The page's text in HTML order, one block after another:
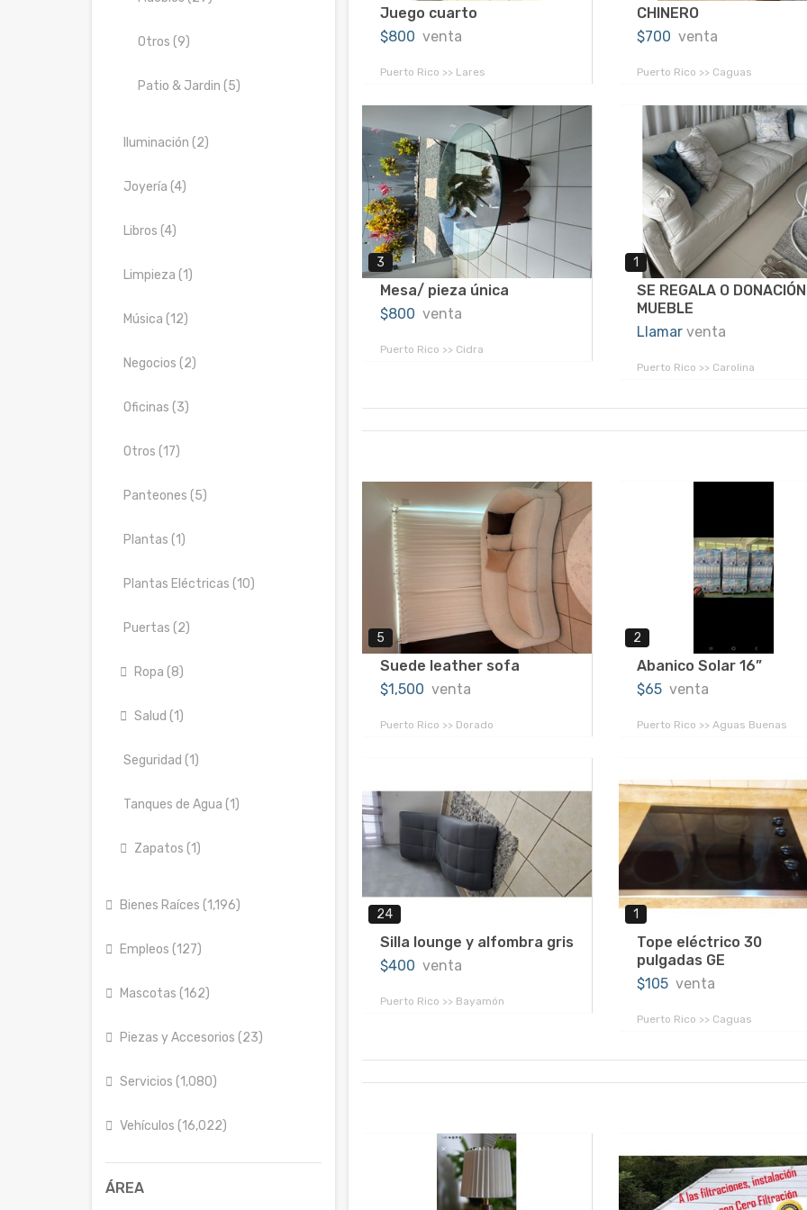
Otros (9)
Patio & Jardin (5)
Iluminación (2)
Joyería (4)
Libros (4)
Limpieza (1)
Música (12)
Negocios (2)
Oficinas (3)
Otros (17)
Panteones (5)
Plantas (1)
Plantas Eléctricas (10)
Puertas (2)
Ropa (8)
Salud (1)
Seguridad (1)
Tanques de Agua (1)
Zapatos (1)
Bienes Raíces (1,196)
Empleos (127)
Mascotas (162)
Piezas y Accesorios (23)
Servicios (1,080)
Vehículos (16,022)
ÁREA
Juego cuarto
$800 venta
Puerto Rico >> Lares
CHINERO
$700 venta
Puerto Rico >> Caguas
3
Mesa/ pieza única
$800 venta
Puerto Rico >> Cidra
1
SE REGALA O DONACIÓN
MUEBLE
Llamar venta
Puerto Rico >> Carolina
5
Suede leather sofa
$1,500 venta
Puerto Rico >> Dorado
2
Abanico Solar 16”
$65 venta
Puerto Rico >> Aguas Buenas
24
Silla lounge y alfombra gris
$400 venta
Puerto Rico >> Bayamón
1
Tope eléctrico 30
pulgadas GE
$105 venta
Puerto Rico >> Caguas